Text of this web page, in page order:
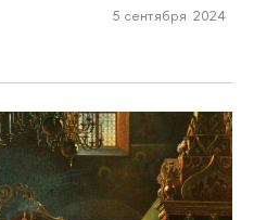
5 сентября 2024